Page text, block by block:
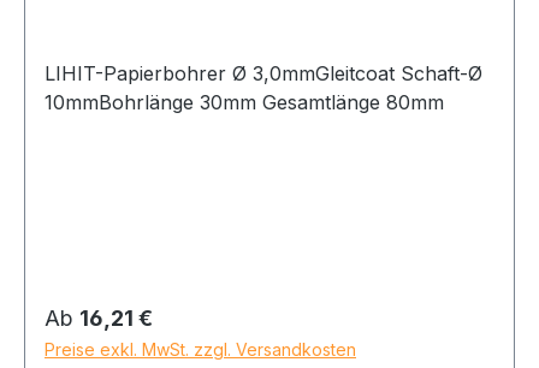
LIHIT-Papierbohrer Ø 3,0mmGleitcoat Schaft-Ø
10mmBohrlänge 30mm Gesamtlänge 80mm
Regulärer Preis:
Ab 16,21 €
Preise exkl. MwSt. zzgl. Versandkosten